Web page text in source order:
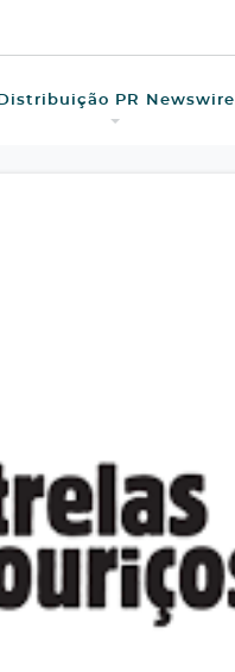
Distribuição PR Newswire